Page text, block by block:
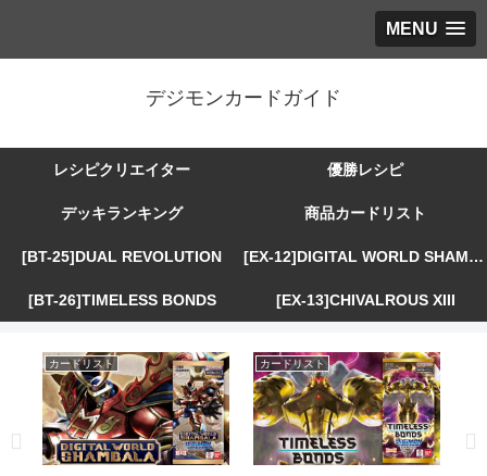
MENU
デジモンカードガイド
レシピクリエイター 優勝レシピ
デッキランキング 商品カードリスト
[BT-25]DUAL REVOLUTION [EX-12]DIGITAL WORLD SHAMBALA
[BT-26]TIMELESS BONDS [EX-13]CHIVALROUS XIII
カードリスト カードリスト